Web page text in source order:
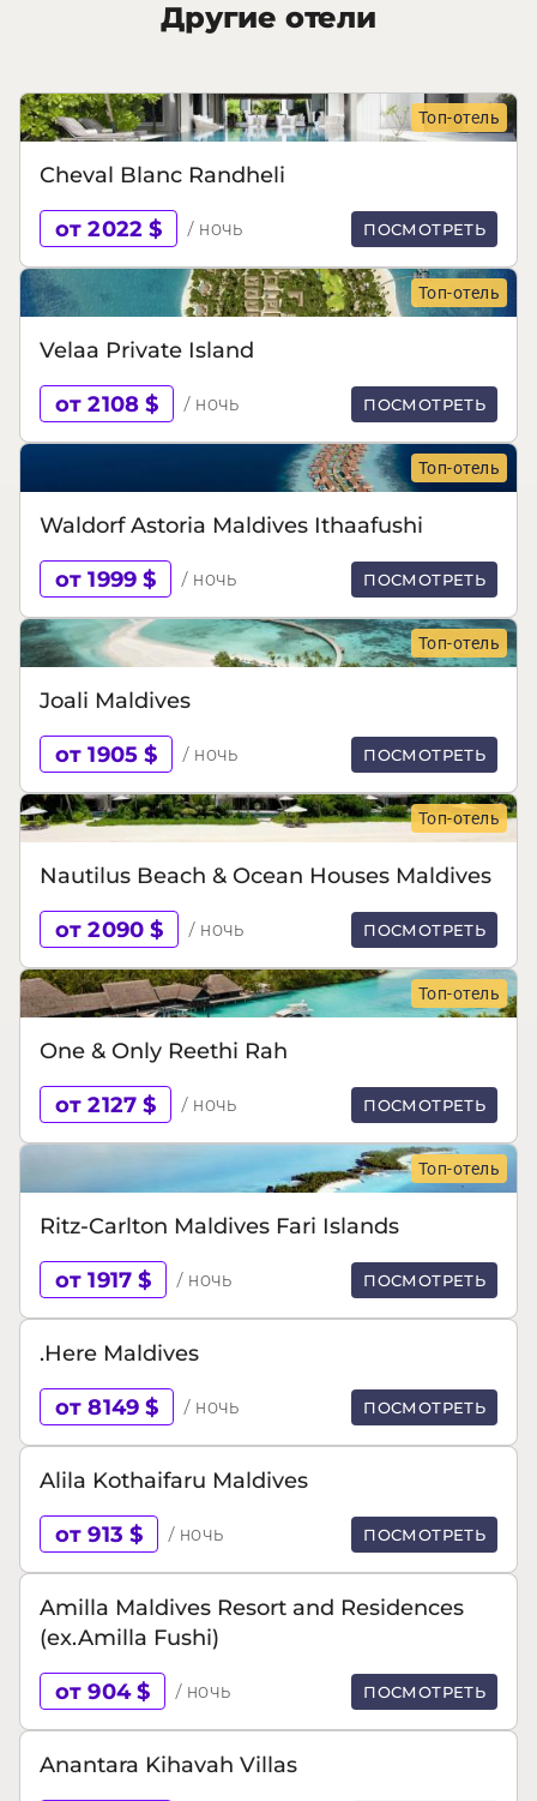
Другие отели
Топ-отель
Cheval Blanc Randheli
от 2022 $ / ночь ПОСМОТРЕТЬ
Топ-отель
Velaa Private Island
от 2108 $ / ночь ПОСМОТРЕТЬ
Топ-отель
Waldorf Astoria Maldives Ithaafushi
от 1999 $ / ночь ПОСМОТРЕТЬ
Топ-отель
Joali Maldives
от 1905 $ / ночь ПОСМОТРЕТЬ
Топ-отель
Nautilus Beach & Ocean Houses Maldives
от 2090 $ / ночь ПОСМОТРЕТЬ
Топ-отель
One & Only Reethi Rah
от 2127 $ / ночь ПОСМОТРЕТЬ
Топ-отель
Ritz-Carlton Maldives Fari Islands
от 1917 $ / ночь ПОСМОТРЕТЬ
.Here Maldives
от 8149 $ / ночь ПОСМОТРЕТЬ
Alila Kothaifaru Maldives
от 913 $ / ночь ПОСМОТРЕТЬ
Amilla Maldives Resort and Residences
(ex.Amilla Fushi)
от 904 $ / ночь ПОСМОТРЕТЬ
Anantara Kihavah Villas